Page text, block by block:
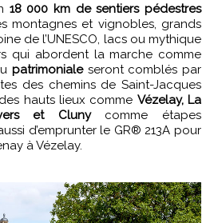
18 000 km de sentiers pédestres
montagnes et vignobles, grands
de l’UNESCO, lacs ou mythique
qui abordent la marche comme
patrimonialeseront comblés par
des chemins de Saint-Jacques
hauts lieux comme Vézelay, La
et Clunycomme étapes
d’emprunter le GR® 213A pour
à Vézelay.